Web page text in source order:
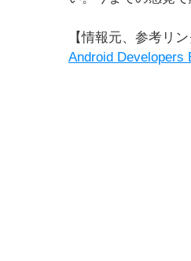
【情報元、参考リン
Android Developers